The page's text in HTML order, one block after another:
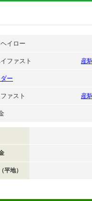
イロー
ファスト 産
ー
ァスト 産
平地）